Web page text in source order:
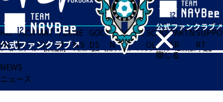
閉じる
HO
ME
TICK
ET
MAT
CH
TEA
M
NE
WS
GOO
DS
FA
N
ACADE
MY
SCHO
OL
PARTN
ER
SUPPO
RT
ホーム>スクール>【締切延長】「アビスパ福岡 日帰りサッカーキャンプ（小学3・4年生対象）」開催
NEWS
ニュース